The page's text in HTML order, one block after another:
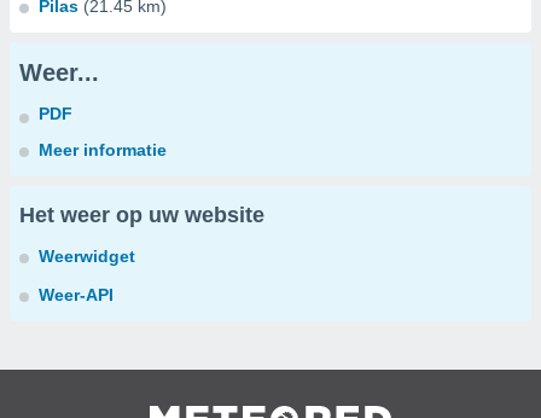
Pilas (21.45 km)
Weer...
PDF
Meer informatie
Het weer op uw website
Weerwidget
Weer-API